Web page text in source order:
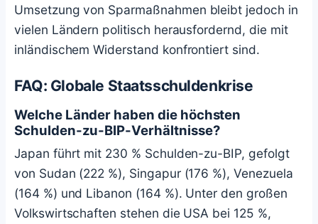
Umsetzung von Sparmaßnahmen bleibt jedoch in
vielen Ländern politisch herausfordernd, die mit
inländischem Widerstand konfrontiert sind.
FAQ: Globale Staatsschuldenkrise
Welche Länder haben die höchsten
Schulden-zu-BIP-Verhältnisse?
Japan führt mit 230 % Schulden-zu-BIP, gefolgt
von Sudan (222 %), Singapur (176 %), Venezuela
(164 %) und Libanon (164 %). Unter den großen
Volkswirtschaften stehen die USA bei 125 %,